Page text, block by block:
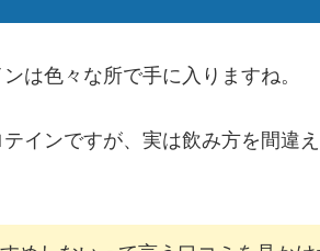
は色々な所で手に入りますね。
インですが、実は飲み方を間違